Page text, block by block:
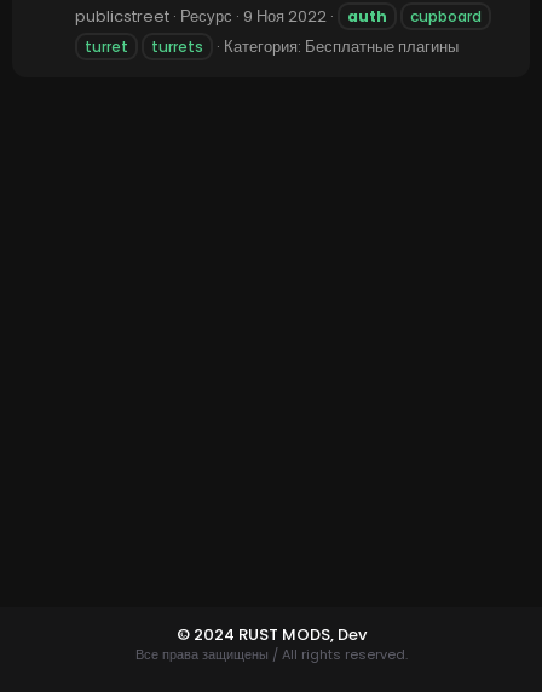
publicstreet Ресурс 9 Ноя 2022 auth
cupboard
turret
turrets Категория: Бесплатные плагины
© 2024 RUST MODS, Dev
Все права защищены / All rights reserved.